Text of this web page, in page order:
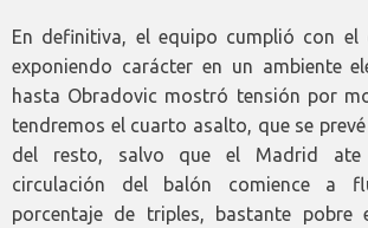
En definitiva, el equipo cumplió con el
exponiendo carácter en un ambiente
hasta Obradovic mostró tensión por
tendremos el cuarto asalto, que se
del resto, salvo que el Madrid ate
circulación del balón comience a
porcentaje de triples, bastante